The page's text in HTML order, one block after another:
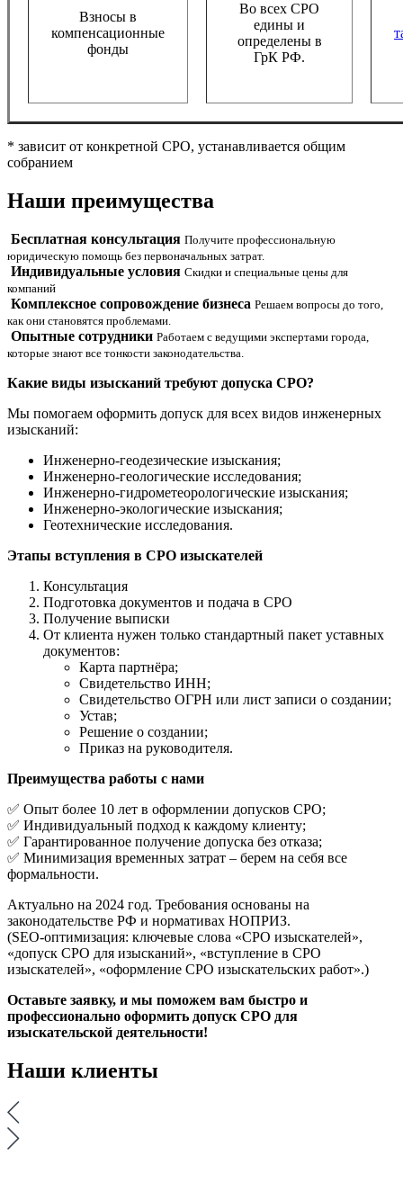
Взносы в
компенсационные
фонды
Во всех СРО
едины и
определены в
ГрК РФ.
* зависит от конкретной СРО, устанавливается общим
собранием
Наши преимущества
Бесплатная консультация Получите профессиональную
юридическую помощь без первоначальных затрат.
Индивидуальные условия Скидки и специальные цены для
компаний
Комплексное сопровождение бизнеса Решаем вопросы до того,
как они становятся проблемами.
Опытные сотрудники Работаем с ведущими экспертами города,
которые знают все тонкости законодательства.
Какие виды изысканий требуют допуска СРО?
Мы помогаем оформить допуск для всех видов инженерных
изысканий:
Инженерно-геодезические изыскания;
Инженерно-геологические исследования;
Инженерно-гидрометеорологические изыскания;
Инженерно-экологические изыскания;
Геотехнические исследования.
Этапы вступления в СРО изыскателей
Консультация
Подготовка документов и подача в СРО
Получение выписки
От клиента нужен только стандартный пакет уставных
документов:
Карта партнёра;
Cвидетельство ИНН;
Cвидетельство ОГРН или лист записи о создании;
Устав;
Решение о создании;
Приказ на руководителя.
Преимущества работы с нами
✅ Опыт более 10 лет в оформлении допусков СРО;
✅ Индивидуальный подход к каждому клиенту;
✅ Гарантированное получение допуска без отказа;
✅ Минимизация временных затрат – берем на себя все
формальности.
Актуально на 2024 год. Требования основаны на
законодательстве РФ и нормативах НОПРИЗ.
(SEO-оптимизация: ключевые слова «СРО изыскателей»,
«допуск СРО для изысканий», «вступление в СРО
изыскателей», «оформление СРО изыскательских работ».)
Оставьте заявку, и мы поможем вам быстро и
профессионально оформить допуск СРО для
изыскательской деятельности!
Наши клиенты